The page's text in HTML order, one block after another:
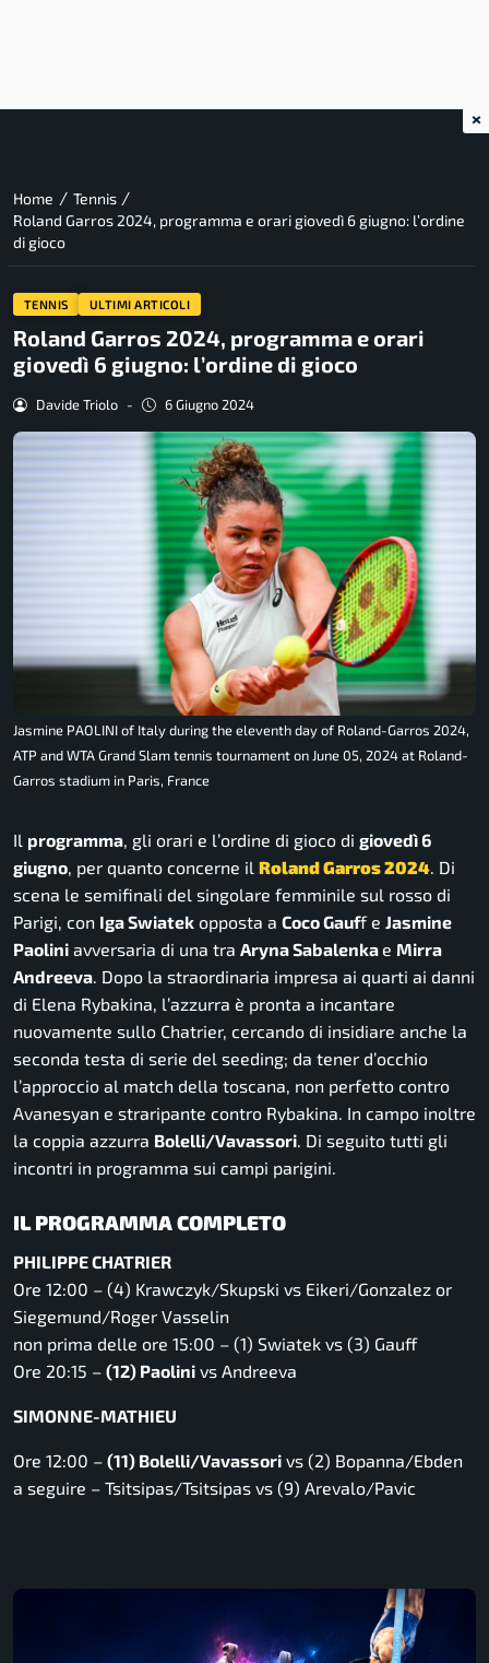
Home / Tennis /
Roland Garros 2024, programma e orari giovedì 6 giugno: l’ordine
di gioco
TENNIS ULTIMI ARTICOLI
Roland Garros 2024, programma e orari
giovedì 6 giugno: l’ordine di gioco
Davide Triolo - 6 Giugno 2024
Jasmine PAOLINI of Italy during the eleventh day of Roland-Garros 2024,
ATP and WTA Grand Slam tennis tournament on June 05, 2024 at Roland-
Garros stadium in Paris, France
Il programma, gli orari e l’ordine di gioco di giovedì 6
giugno, per quanto concerne il Roland Garros 2024. Di
scena le semifinali del singolare femminile sul rosso di
Parigi, con Iga Swiatek opposta a Coco Gauff e Jasmine
Paolini avversaria di una tra Aryna Sabalenkae Mirra
Andreeva. Dopo la straordinaria impresa ai quarti ai danni
di Elena Rybakina, l’azzurra è pronta a incantare
nuovamente sullo Chatrier, cercando di insidiare anche la
seconda testa di serie del seeding; da tener d’occhio
l’approccio al match della toscana, non perfetto contro
Avanesyan e straripante contro Rybakina. In campo inoltre
la coppia azzurra Bolelli/Vavassori. Di seguito tutti gli
incontri in programma sui campi parigini.
IL PROGRAMMA COMPLETO
PHILIPPE CHATRIER
Ore 12:00 – (4) Krawczyk/Skupski vs Eikeri/Gonzalez or
Siegemund/Roger Vasselin
non prima delle ore 15:00 – (1) Swiatek vs (3) Gauff
Ore 20:15 – (12) Paolini vs Andreeva
SIMONNE-MATHIEU
Ore 12:00 – (11) Bolelli/Vavassori vs (2) Bopanna/Ebden
a seguire – Tsitsipas/Tsitsipas vs (9) Arevalo/Pavic
×